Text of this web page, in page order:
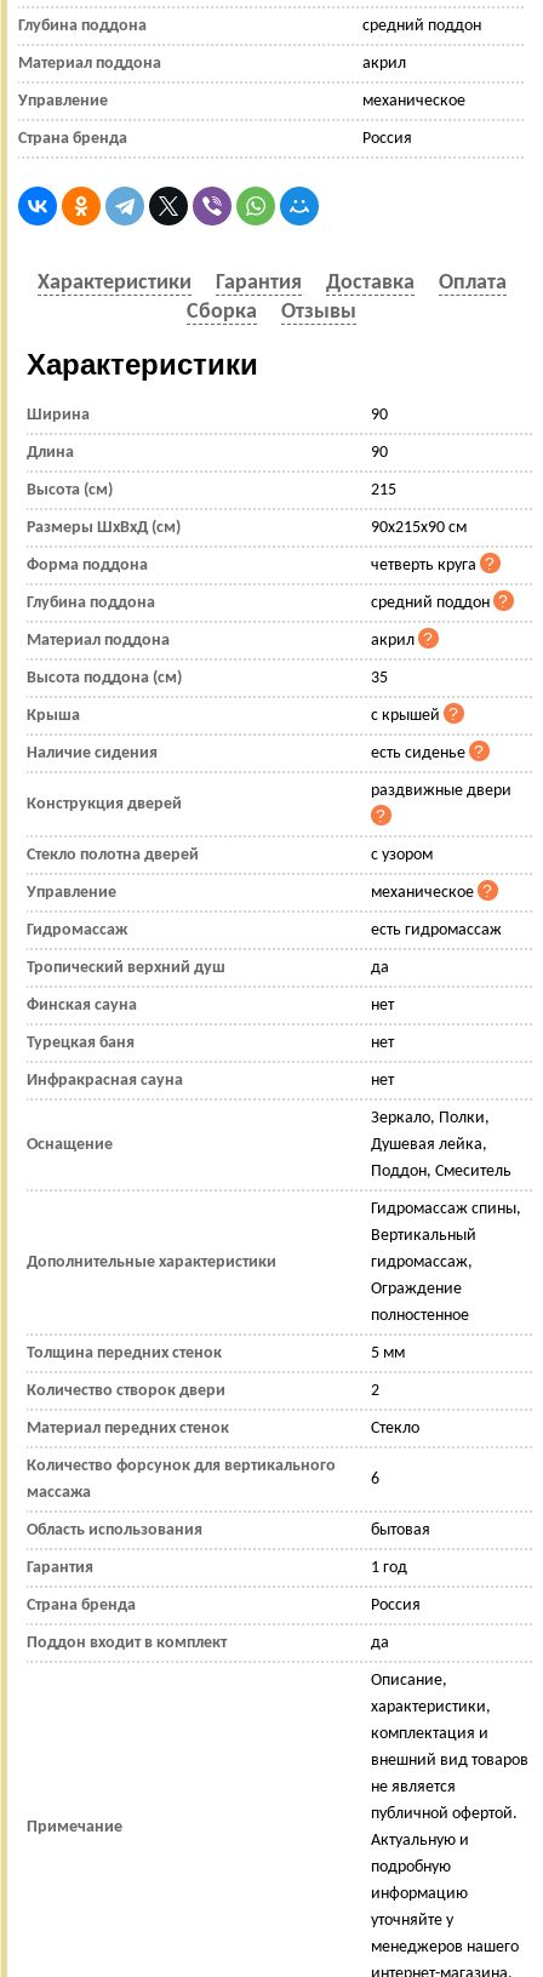
Глубина поддона средний поддон
Материал поддона акрил
Управление механическое
Страна бренда Россия
Характеристики Гарантия Доставка
Оплата
Сборка
Отзывы
Характеристики
Ширина 90
Длина 90
Высота (см) 215
Размеры ШхВхД (см) 90x215x90 см
Форма поддона четверть круга
Глубина поддона средний поддон
Материал поддона акрил
Высота поддона (см) 35
Крыша с крышей
Наличие сидения есть сиденье
Конструкция дверей
раздвижные двери
Стекло полотна дверей с узором
Управление механическое
Гидромассаж есть гидромассаж
Тропический верхний душ да
Финская сауна нет
Турецкая баня нет
Инфракрасная сауна нет
Оснащение
Зеркало, Полки,
Душевая лейка,
Поддон, Смеситель
Дополнительные характеристики
Гидромассаж спины,
Вертикальный
гидромассаж,
Ограждение
полностенное
Толщина передних стенок 5 мм
Количество створок двери 2
Материал передних стенок Стекло
Количество форсунок для вертикального
массажа
6
Область использования бытовая
Гарантия 1 год
Страна бренда Россия
Поддон входит в комплект да
Примечание
Описание,
характеристики,
комплектация и
внешний вид товаров
не является
публичной офертой.
Актуальную и
подробную
информацию
уточняйте у
менеджеров нашего